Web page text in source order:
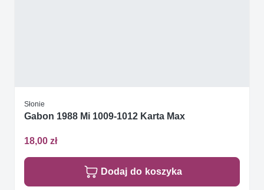
Słonie
Gabon 1988 Mi 1009-1012 Karta Max
18,00 zł
Dodaj do koszyka